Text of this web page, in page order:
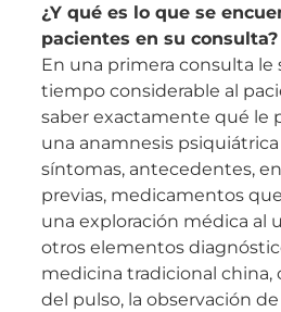
¿Y qué es lo que se
pacientes en su consulta?
En una primera consulta le
tiempo considerable al
saber exactamente qué le
una anamnesis
síntomas, antecedentes,
previas, medicamentos
una exploración médica al
otros elementos
medicina tradicional china,
del pulso, la observación